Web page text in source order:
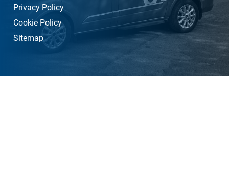
Privacy Policy
Cookie Policy
Sitemap